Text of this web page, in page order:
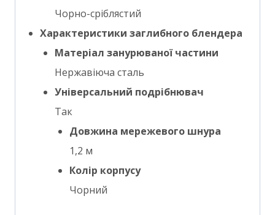
Чорно-сріблястий
Характеристики заглибного блендера
Матеріал занурюваної частини
Нержавіюча сталь
Універсальний подрібнювач
Так
Довжина мережевого шнура
1,2 м
Колір корпусу
Чорний